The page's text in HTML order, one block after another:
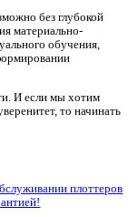
работу
кадры
с советских
университет
;